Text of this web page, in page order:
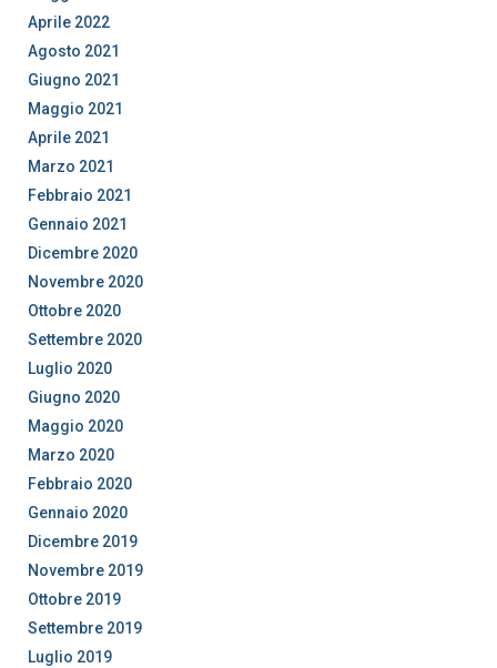
Aprile 2022
Agosto 2021
Giugno 2021
Maggio 2021
Aprile 2021
Marzo 2021
Febbraio 2021
Gennaio 2021
Dicembre 2020
Novembre 2020
Ottobre 2020
Settembre 2020
Luglio 2020
Giugno 2020
Maggio 2020
Marzo 2020
Febbraio 2020
Gennaio 2020
Dicembre 2019
Novembre 2019
Ottobre 2019
Settembre 2019
Luglio 2019